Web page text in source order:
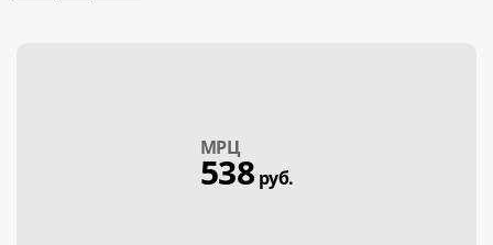
МPЦ
538 руб.